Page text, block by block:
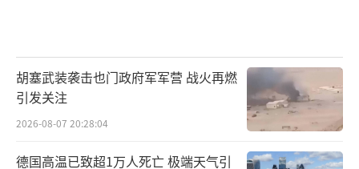
胡塞武装袭击也门政府军军营 战火再燃
引发关注
2026-08-07 20:28:04
德国高温已致超1万人死亡 极端天气引